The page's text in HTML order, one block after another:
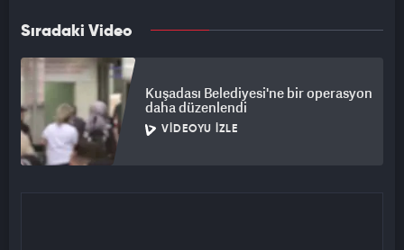
Sıradaki Video
Kuşadası Belediyesi'ne bir operasyon
daha düzenlendi
VIDEOYU İZLE